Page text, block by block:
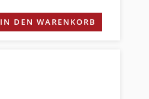
IN DEN WARENKORB